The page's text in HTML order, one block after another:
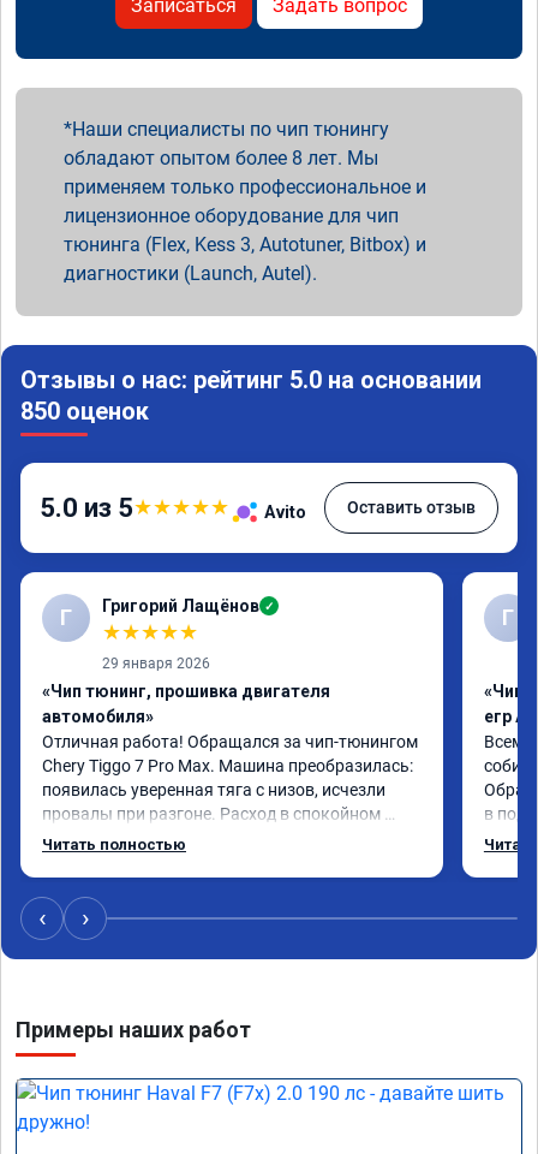
Записаться Задать вопрос
Наши специалисты по чип тюнингу
обладают опытом более 8 лет. Мы
применяем только профессиональное и
лицензионное оборудование для чип
тюнинга (Flex, Kess 3, Autotuner, Bitbox) и
диагностики (Launch, Autel).
Отзывы о нас: рейтинг 5.0 на основании
850 оценок
5.0 из 5★★★★★ Avito Оставить отзыв
Г Григорий Лащёнов ✓
★★★★★
29 января 2026
«Чип тюнинг, прошивка двигателя
автомобиля»
Отличная работа! Обращался за чип-тюнингом
Chery Tiggo 7 Pro Max. Машина преобразилась:
появилась уверенная тяга с низов, исчезли
провалы при разгоне. Расход в спокойном
режиме даже немного снизился. Все сделали
Читать полностью
Г
«Чип
егр
Всем
в
‹ ›
Примеры наших работ